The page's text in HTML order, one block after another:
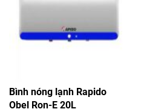
Bình nóng lạnh Rapido
Obel Ron-E 20L